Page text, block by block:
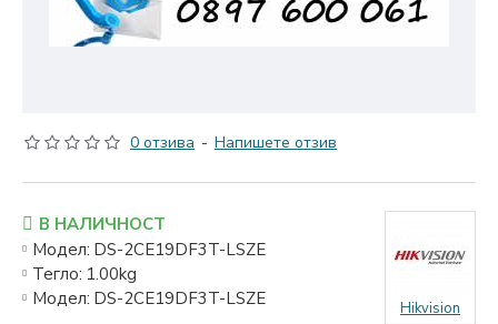
0 отзива - Напишете отзив
В НАЛИЧНОСТ
Модел: DS-2CE19DF3T-LSZE
Тегло: 1.00kg
Модел: DS-2CE19DF3T-LSZE Hikvision